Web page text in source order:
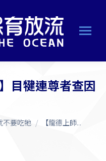
目犍連尊者查因
不要吃牠 【龍德上師...